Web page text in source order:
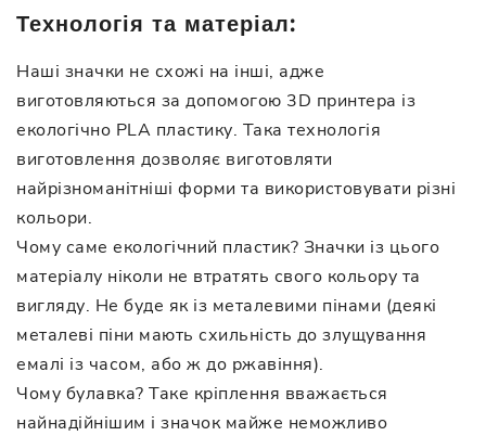
Технологія та матеріал:
Наші значки не схожі на інші, адже
виготовляються за допомогою 3D принтера із
екологічно PLA пластику. Така технологія
виготовлення дозволяє виготовляти
найрізноманітніші форми та використовувати різні
кольори.
Чому саме екологічний пластик? Значки із цього
матеріалу ніколи не втратять свого кольору та
вигляду. Не буде як із металевими пінами (деякі
металеві піни мають схильність до злущування
емалі із часом, або ж до ржавіння).
Чому булавка? Таке кріплення вважається
найнадійнішим і значок майже неможливо